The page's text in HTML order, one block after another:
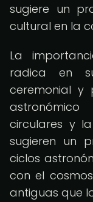
sugiere un
cultural en la
La
radica en
ceremonial y
circulares y
sugieren un
ciclos
con el
antiguas que